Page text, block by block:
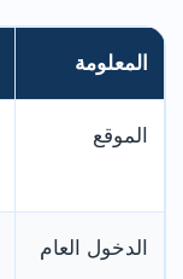
المعلومة
الموقع
الدخول العام